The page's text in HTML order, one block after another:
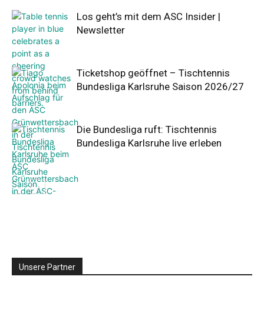
Los geht’s mit dem ASC Insider |
Newsletter
Ticketshop geöffnet – Tischtennis
Bundesliga Karlsruhe Saison 2026/27
Die Bundesliga ruft: Tischtennis
Bundesliga Karlsruhe live erleben
Unsere Partner